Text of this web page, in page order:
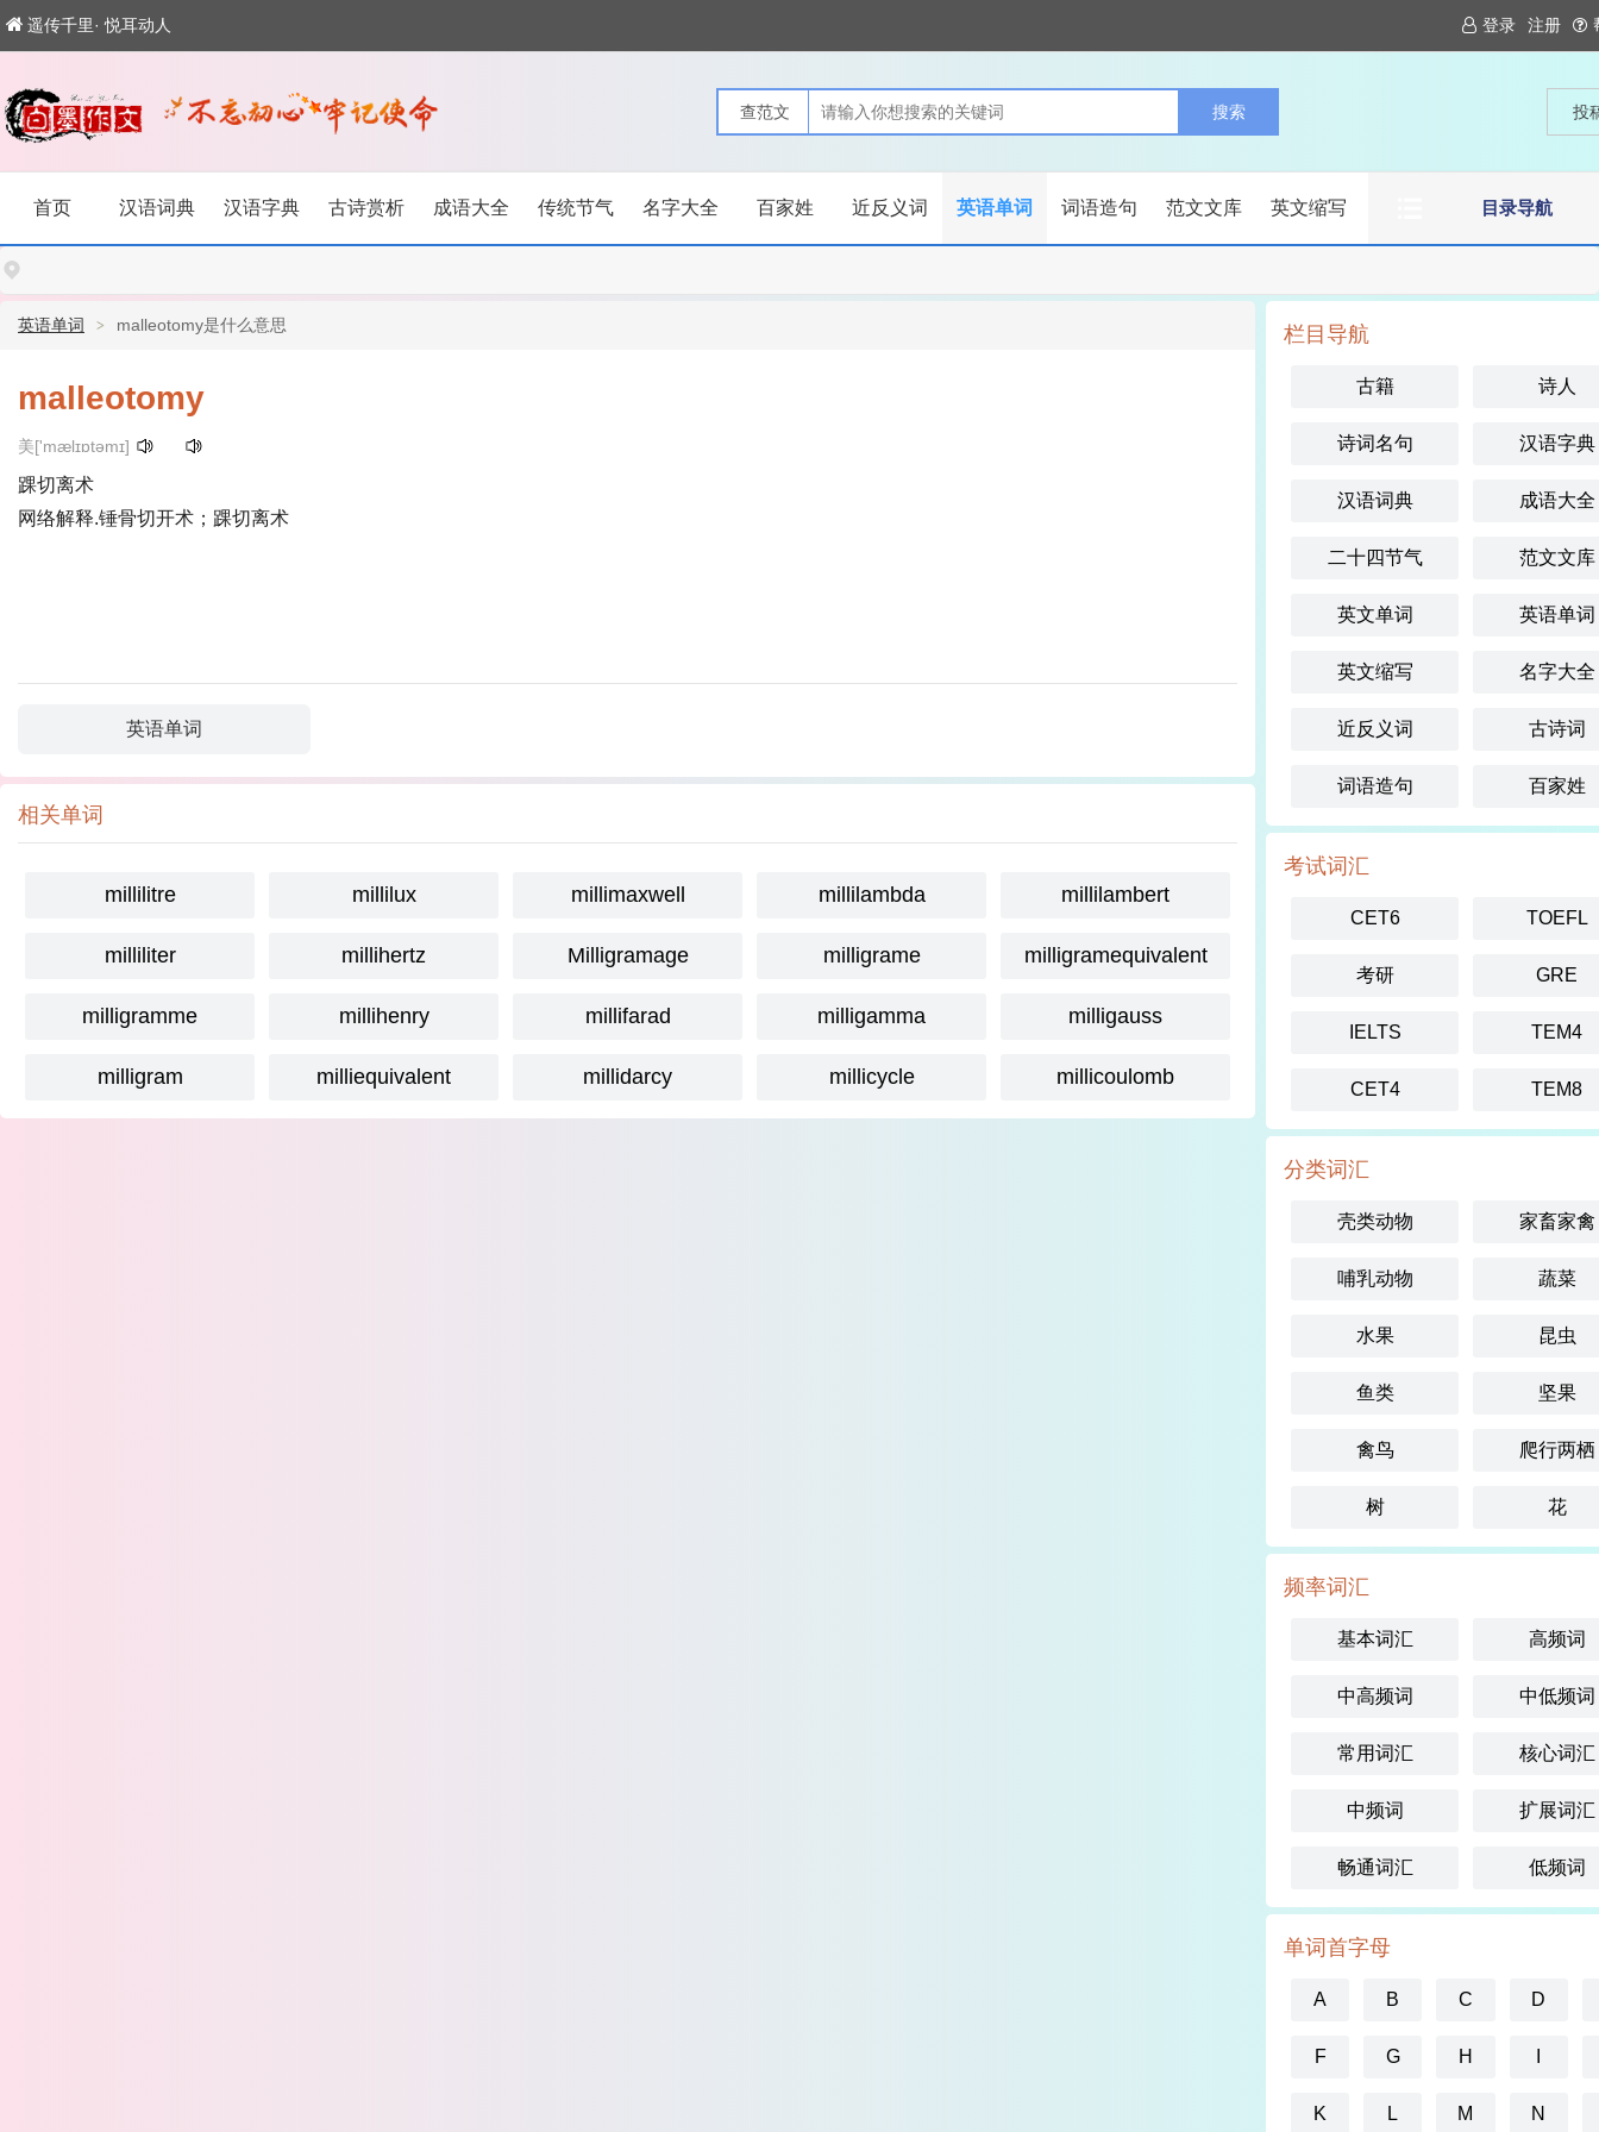
遥传千里· 悦耳动人 登录 注册
投
目录导航
首页 汉语词典 汉语字典 古诗赏析 成语大全 传统节气 名字大全 百家姓 近反义词 英语单词 词语造句 范文文库 英文缩写
英语单词 malleotomy是什么意思
malleotomy
美['mælɪɒtəmɪ]
踝切离术
网络解释.锤骨切开术；踝切离术
英语单词
相关单词
millilitre millilux millimaxwell millilambda millilambert
milliliter millihertz Milligramage milligrame milligramequivalent
milligramme millihenry millifarad milligamma milligauss
milligram milliequivalent millidarcy millicycle millicoulomb
栏目导航
古籍 诗人
诗词名句 汉语字典
汉语词典 成语大全
二十四节气 范文文库
英文单词 英语单词
英文缩写 名字大全
近反义词 古诗词
词语造句 百家姓
考试词汇
CET6 TOEFL
考研 GRE
IELTS TEM4
CET4 TEM8
分类词汇
壳类动物 家畜家禽
哺乳动物 蔬菜
水果 昆虫
鱼类 坚果
禽鸟 爬行两栖
树 花
频率词汇
基本词汇 高频词
中高频词 中低频词
常用词汇 核心词汇
中频词 扩展词汇
畅通词汇 低频词
单词首字母
A B C D
F G H
K L M N